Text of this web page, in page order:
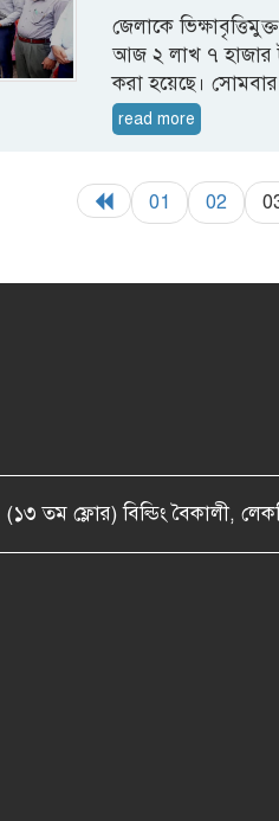
জেলাকে
আজ ২ লাখ ৭ হাজার
করা হয়েছে।
read more
01 02
তম ফ্লোর) বিল্ডিং বৈকালী,